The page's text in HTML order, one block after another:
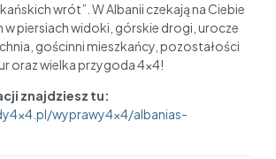
wrót”. W Albanii czekają na Ciebie
w piersiach widoki, górskie drogi, urocze
gościnni mieszkańcy, pozostałości
oraz wielka przygoda 4×4!
znajdziesz tu:
wyprawy4x4/albanias-